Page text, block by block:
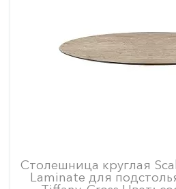
Столешница круглая
Laminate для